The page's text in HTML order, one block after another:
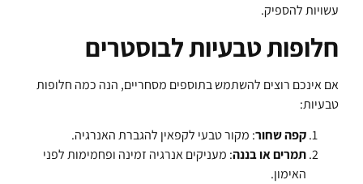
עשויות להספיק.
חלופות טבעיות לבוסטרים
אם אינכם רוצים להשתמש בתוספים מסחריים, הנה כמה חלופות
טבעיות:
קפה שחור: מקור טבעי לקפאין להגברת האנרגיה.
תמרים או בננה: מעניקים אנרגיה זמינה ופחמימות לפני
האימון.